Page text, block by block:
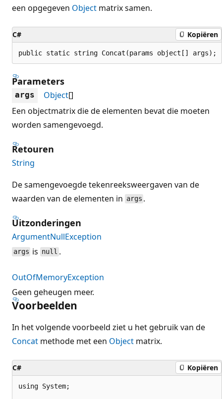
een opgegeven Object matrix samen.
C# Kopiëren
public static string Concat(params object[] args);
Parameters
args Object[]
Een objectmatrix die de elementen bevat die moeten
worden samengevoegd.
Retouren
String
De samengevoegde tekenreeksweergaven van de
waarden van de elementen in args .
Uitzonderingen
ArgumentNullException
args is null .
OutOfMemoryException
Geen geheugen meer.
Voorbeelden
In het volgende voorbeeld ziet u het gebruik van de
Concat methode met een Object matrix.
C# Kopiëren
using System;